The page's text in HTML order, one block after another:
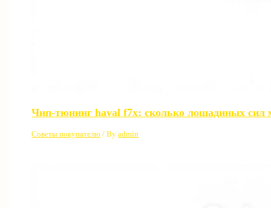
Чип-тюнинг haval f7x: сколько лошадиных сил
Советы покупателю / Byadmin